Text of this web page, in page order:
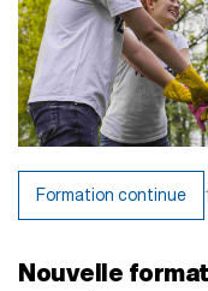
Formation continue
Nouvelle